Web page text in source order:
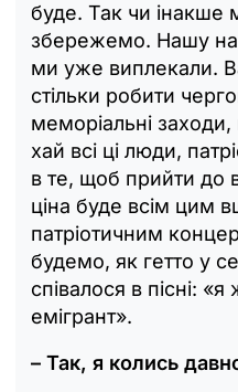
буде. Так чи інакше
збережемо. Нашу
ми уже виплекали.
стільки робити
меморіальні
хай всі ці люди,
в те, щоб прийти до
ціна буде всім цим
патріотичним
будемо, як гетто у
співалося в пісні:
емігрант».
– Так, я колись